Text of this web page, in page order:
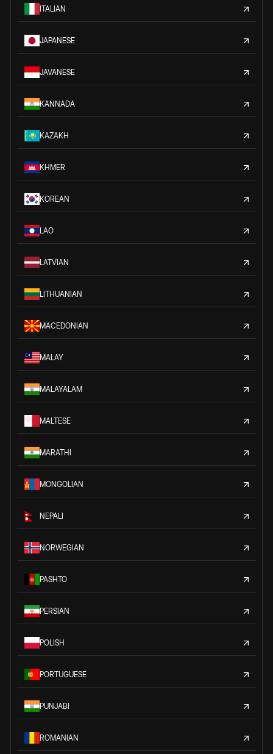
ITALIAN
JAPANESE
JAVANESE
KANNADA
KAZAKH
KHMER
KOREAN
LAO
LATVIAN
LITHUANIAN
MACEDONIAN
MALAY
MALAYALAM
MALTESE
MARATHI
MONGOLIAN
NEPALI
NORWEGIAN
PASHTO
PERSIAN
POLISH
PORTUGUESE
PUNJABI
ROMANIAN